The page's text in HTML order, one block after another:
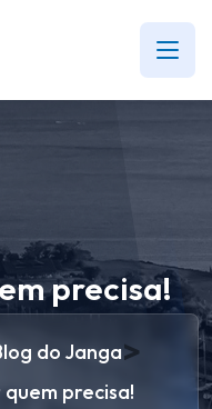
precisa!
do Janga>
precisa!